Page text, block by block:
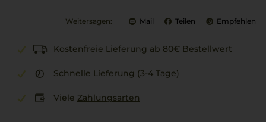
Weitersagen: Mail Teilen Empfehlen
Kostenfreie Lieferung ab 80€ Bestellwert
Schnelle Lieferung (3-4 Tage)
Viele Zahlungsarten